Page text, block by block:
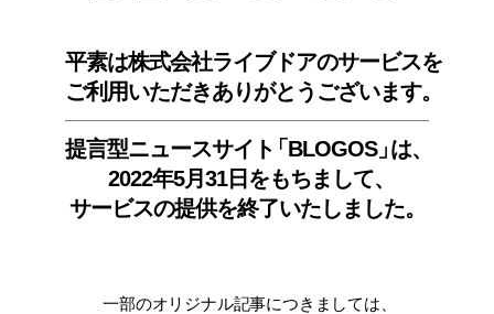
平素は株式会社ライブドアのサービスを
ご利用いただきありがとうございます。
提言型ニュースサイ ト「BLOGOS」は、
2022年5月31日をもちまして、
サービスの提供を終了いたしました。
一部のオリジナル記事につきましては